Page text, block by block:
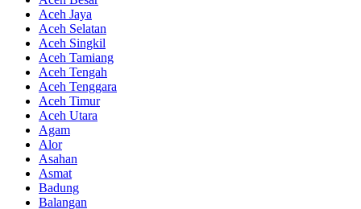
Aceh Jaya
Aceh Selatan
Aceh Singkil
Aceh Tamiang
Aceh Tengah
Aceh Tenggara
Aceh Timur
Aceh Utara
Agam
Alor
Asahan
Asmat
Badung
Balangan